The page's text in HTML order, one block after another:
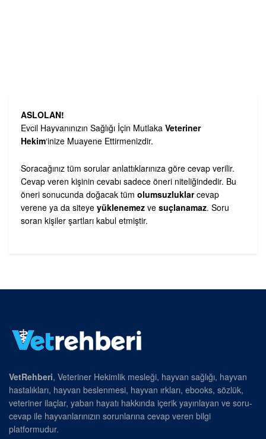
ASLOLAN!
Evcil Hayvanınızın Sağlığı İçin Mutlaka Veteriner
Hekim‘inize Muayene Ettirmenizdir.
Soracağınız tüm sorular anlattıklarınıza göre cevap verilir.
Cevap veren kişinin cevabı sadece öneri niteliğindedir. Bu
öneri sonucunda doğacak tüm olumsuzluklarcevap
verene ya da siteye yüklenemez ve suçlanamaz. Soru
soran kişiler şartları kabul etmiştir.
VetRehberi, Veteriner Hekimlik mesleği, hayvan sağlığı, hayvan
hastalıkları, hayvan beslenmesi, hayvan ırkları, ebooks, sözlük,
veteriner ilaçlar, yaban hayatı hakkında içerik yayınlayan ve soru-
cevap ile hayvanlarınızın sorunlarına cevap veren bilgi
platformudur.